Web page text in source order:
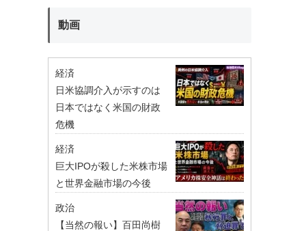
動画
経済
日米協調介入が示すのは
日本ではなく米国の財政
危機
経済
巨大IPOが殺した米株市場
と世界金融市場の今後
政治
【当然の報い】百田尚樹